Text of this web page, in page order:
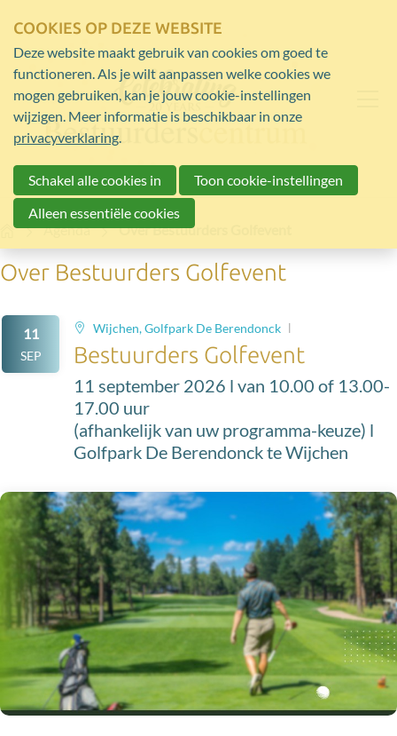
HomeAgenda Over Bestuurders Golfevent
Over Bestuurders Golfevent
11
SEP
Wijchen, Golfpark De Berendonck
Bestuurders Golfevent
11 september 2026 l van 10.00 of 13.00-
17.00 uur
(afhankelijk van uw programma-keuze) l
Golfpark De Berendonck te Wijchen
COOKIES OP DEZE WEBSITE
Deze website maakt gebruik van cookies om goed te
functioneren. Als je wilt aanpassen welke cookies we
mogen gebruiken, kan je jouw cookie-instellingen
wijzigen. Meer informatie is beschikbaar in onze
privacyverklaring.
Schakel alle cookies in
Toon cookie-instellingen
Alleen essentiële cookies